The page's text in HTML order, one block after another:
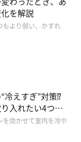
ネフロンが壊れ
しまいます。
を解説
もより弱い、かすれ
冷えすぎ”対策⁉
入れたい4つの
効かせて室内を冷や